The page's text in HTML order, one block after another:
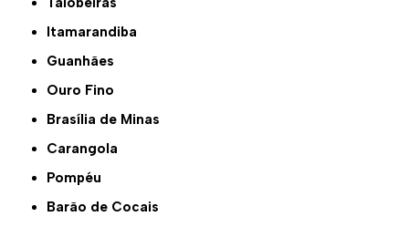
Itamarandiba
Guanhães
Ouro Fino
Brasília de Minas
Carangola
Pompéu
Barão de Cocais